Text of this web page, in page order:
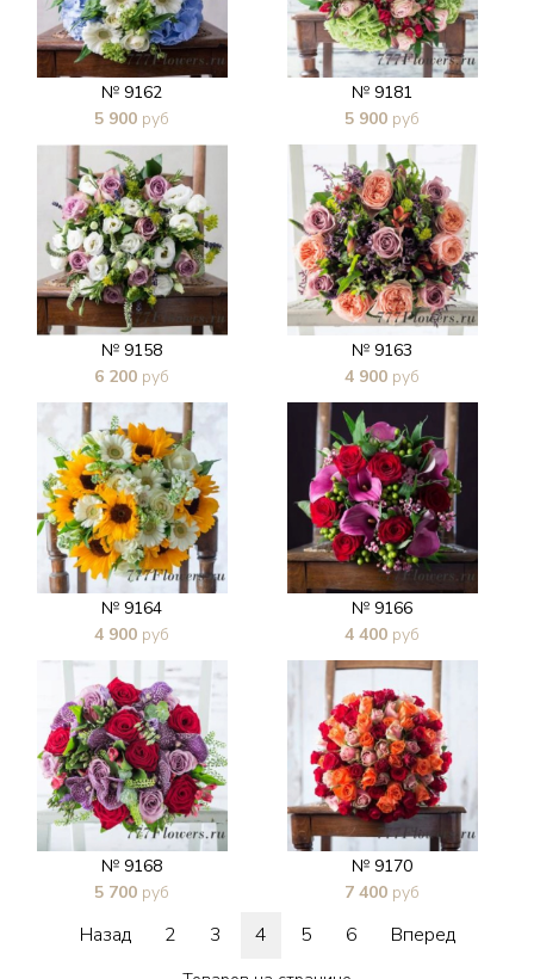
№ 9162
5 900 руб
В 1 клик
№ 9181
5 900 руб
В 1 клик
№ 9158
6 200 руб
В 1 клик
№ 9163
4 900 руб
В 1 клик
№ 9164
4 900 руб
В 1 клик
№ 9166
4 400 руб
В 1 клик
№ 9168
5 700 руб
В 1 клик
№ 9170
7 400 руб
В 1 клик
Назад 2 3 4 5 6 Вперед